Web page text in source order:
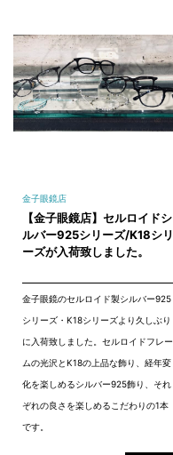
金子眼鏡店
【金子眼鏡店】セルロイドシ
ルバー925シリーズ/K18シリ
ーズが入荷致しました。
金子眼鏡のセルロイド製シルバー925
シリーズ・K18シリーズより久しぶり
に入荷致しました。セルロイドフレー
ムの光沢とK18の上品な飾り、経年変
化を楽しめるシルバー925飾り、それ
ぞれの良さを楽しめるこだわりの1本
です。